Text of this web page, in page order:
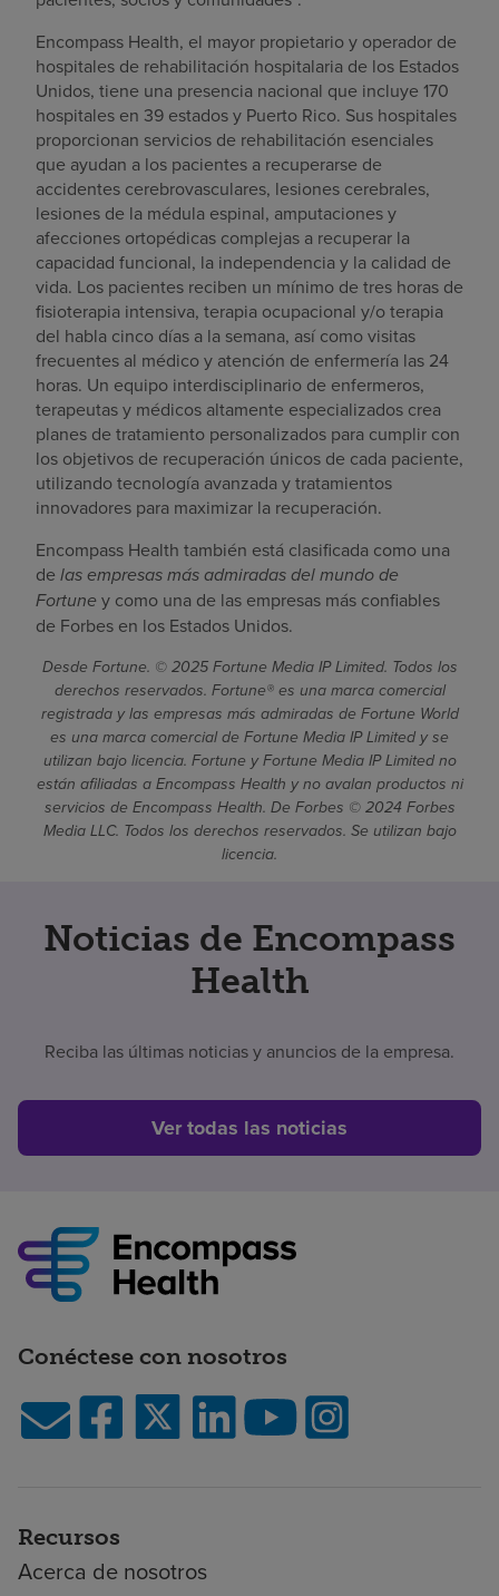
Encompass Health, el mayor propietario y operador de
hospitales de rehabilitación hospitalaria de los Estados
Unidos, tiene una presencia nacional que incluye 170
hospitales en 39 estados y Puerto Rico. Sus hospitales
proporcionan servicios de rehabilitación esenciales
que ayudan a los pacientes a recuperarse de
accidentes cerebrovasculares, lesiones cerebrales,
lesiones de la médula espinal, amputaciones y
afecciones ortopédicas complejas a recuperar la
capacidad funcional, la independencia y la calidad de
vida. Los pacientes reciben un mínimo de tres horas de
fisioterapia intensiva, terapia ocupacional y/o terapia
del habla cinco días a la semana, así como visitas
frecuentes al médico y atención de enfermería las 24
horas. Un equipo interdisciplinario de enfermeros,
terapeutas y médicos altamente especializados crea
planes de tratamiento personalizados para cumplir con
los objetivos de recuperación únicos de cada paciente,
utilizando tecnología avanzada y tratamientos
innovadores para maximizar la recuperación.
Encompass Health también está clasificada como una
de las empresas más admiradas del mundo de
Fortune y como una de las empresas más confiables
de Forbes en los Estados Unidos.
Desde Fortune. © 2025 Fortune Media IP Limited. Todos los
derechos reservados. Fortune® es una marca comercial
registrada y las empresas más admiradas de Fortune World
es una marca comercial de Fortune Media IP Limited y se
utilizan bajo licencia. Fortune y Fortune Media IP Limited no
están afiliadas a Encompass Health y no avalan productos ni
servicios de Encompass Health. De Forbes © 2024 Forbes
Media LLC. Todos los derechos reservados. Se utilizan bajo
licencia.
Noticias de Encompass
Health
Reciba las últimas noticias y anuncios de la empresa.
Ver todas las noticias
Conéctese con nosotros
Recursos
Acerca de nosotros